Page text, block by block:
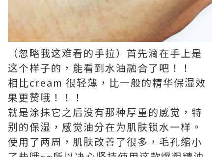
（忽略我这难看的手拉）首先滴在手上是
这个样子的，能看到水油融合了吧！！
相比cream 很轻薄，比一般的精华保湿效
果更赞哦！！！
就是涂抹它之后没有那种厚重的感觉，特
别的保湿，感觉油分在为肌肤锁水一样。
使用了两周，肌肤改善了很多，毛孔缩小